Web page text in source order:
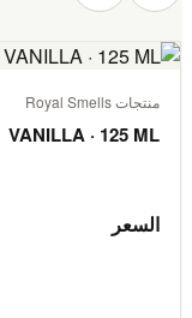
منتجات Royal Smells
VANILLA · 125 ML
السعر